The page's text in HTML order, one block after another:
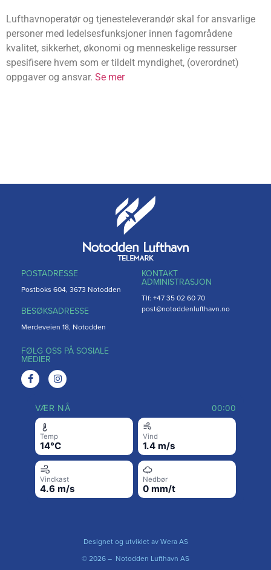
Lufthavnoperatør og tjenesteleverandør skal for ansvarlige
personer med ledelsesfunksjoner innen fagområdene
kvalitet, sikkerhet, økonomi og menneskelige ressurser
spesifisere hvem som er tildelt myndighet, (overordnet)
oppgaver og ansvar. Se mer
POSTADRESSE
Postboks 604, 3673 Notodden
BESØKSADRESSE
Merdeveien 18, Notodden
FØLG OSS PÅ SOSIALE
MEDIER
KONTAKT
ADMINISTRASJON
Tlf: +47 35 02 60 70
post@notoddenlufthavn.no
VÆR NÅ 00:00
Temp
14°C
Vind
1.4 m/s
Vindkast
4.6 m/s
Nedbør
0 mm/t
Designet og utviklet av Wera AS
© 2026 – Notodden Lufthavn AS